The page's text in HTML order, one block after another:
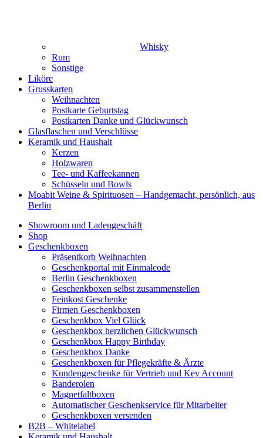
Whisky
Rum
Sonstige
Liköre
Grusskarten
Weihnachten
Postkarte Geburtstag
Postkarten Danke und Glückwunsch
Glasflaschen und Verschlüsse
Keramik und Haushalt
Kerzen
Holzwaren
Tee- und Kaffeekannen
Schüsseln und Bowls
Moabit Weine & Spirituosen – Handgemacht, persönlich, aus
Berlin
Showroom und Ladengeschäft
Shop
Geschenkboxen
Präsentkorb Weihnachten
Geschenkportal mit Einmalcode
Berlin Geschenkboxen
Geschenkboxen selbst zusammenstellen
Feinkost Geschenke
Firmen Geschenkboxen
Geschenkbox Viel Glück
Geschenkbox herzlichen Glückwunsch
Geschenkbox Happy Birthday
Geschenkbox Danke
Geschenkboxen für Pflegekräfte & Ärzte
Kundengeschenke für Vertrieb und Key Account
Banderolen
Magnetfaltboxen
Automatischer Geschenkservice für Mitarbeiter
Geschenkboxen versenden
B2B – Whitelabel